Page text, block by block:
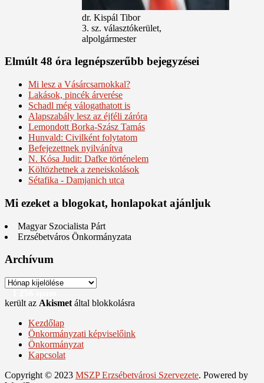
dr. Kispál Tibor
3. sz. választókerület,
alpolgármester
Elmúlt 48 óra legnépszerűbb bejegyzései
Mi lesz a Vásárcsarnokkal?
Lakások, pincék árverése
Schadl még válogathatott is
Alapszabály lesz az éjféli záróra
Lemondott Borka-Szász Tamás
Hunvald: Civilként folytatom
Befejezettnek nyilvánítva
N. Kósa Judit: Dafke történelem
Költözhetnek a zeneiskolások
Sétafika - Damjanich utca
Mi ezeket a blogokat, honlapokat ajánljuk
Magyar Szocialista Párt
Erzsébetváros Önkormányzata
Archívum
Archívum
került az Akismet által blokkolásra
Kezdőlap
Önkormányzati képviselőink
Önkormányzat
Kapcsolat
Copyright © 2023 MSZP Erzsébetvárosi Szervezete. Powered by